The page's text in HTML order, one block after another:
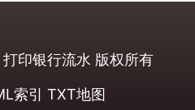
打印银行流水 版权所有
索引 TXT地图